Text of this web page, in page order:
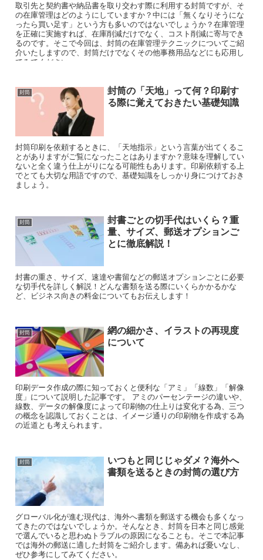
取引先と契約書や納品書を取り交わす際に利用する封筒ですが、そ
の在庫管理はどのようにしていますか？中には「無くなりそうにな
ったら買い足す」という方も多いのではないでしょうか？在庫管理
を正確に実施すれば、在庫削減だけでなく、コスト削減に寄与でき
るのです。そこで今回は、封筒の在庫管理テクニックについてご紹
介いたしますので、封筒だけでなくその他事務用品などにも応用し
てみてください。
封筒
封筒の「天地」って何？印刷す
る際に覚えておきたい基礎知識
封筒印刷を依頼するときに、「天地指示」という言葉が出てくるこ
とがありますがご覧になったことはありますか？意味を理解してい
ないと全く違う仕上がりになる可能性もあります。印刷依頼する上
でとても大切な用語ですので、基礎知識をしっかり身につけておき
ましょう。
封筒
封書ごとの切手代はいくら？重
量、サイズ、郵送オプションご
とに徹底解説！
封書の重さ、サイズ、速達や書留などの郵送オプションごとに必要
な切手代を詳しく解説！どんな書類を送る際にいくらかかるかな
ど、ビジネス向きの料金についてもお伝えします！
封筒
網の細かさ、イラストの再現度
について
印刷データ作成の際に知っておくと便利な「アミ」「線数」「解像
度」について説明した記事です。 アミのパーセンテージの違いや、
線数、データの解像度によって印刷物の仕上りは変化する為、三つ
の概念を認識しておくことは、イメージ通りの印刷物を作成する為
の近道とも考えられます。
封筒
いつもと同じじゃダメ？海外へ
書類を送るときの封筒の選び方
グローバル化が進む現代は、海外へ書類を郵送する機会も多くなっ
てきたのではないでしょうか。そんなとき、封筒を日本と同じ感覚
で選んでいると思わぬトラブルの原因になることも。そこで本記事
では海外の郵送に適した封筒をご紹介します。備あれば憂いなし、
ぜひ参考にしてみてください。